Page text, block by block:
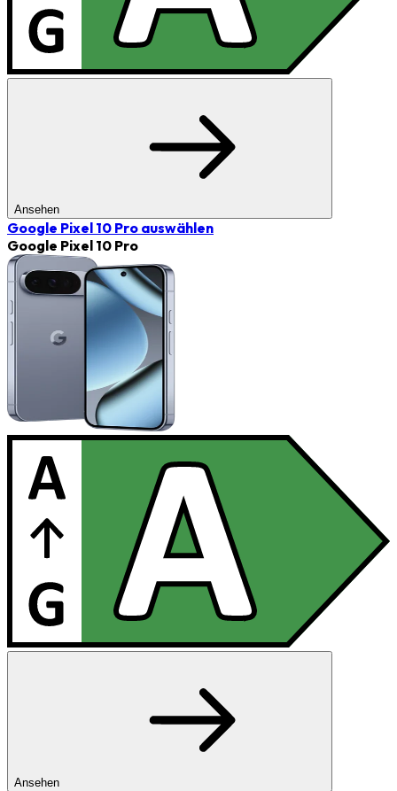
Ansehen
Google Pixel 10 Pro auswählen
Google Pixel 10 Pro
Ansehen